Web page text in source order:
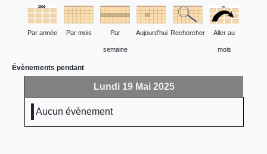
Par année Par mois Par
semaine
Aujourd'hui Rechercher Aller au
mois
Évènements pendant
Lundi 19 Mai 2025
Aucun évènement